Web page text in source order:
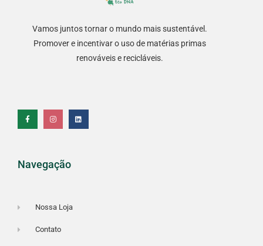
Vamos juntos tornar o mundo mais sustentável.
Promover e incentivar o uso de matérias primas
renováveis e recicláveis.
c
e
b
o
s
t
a
g
n
k
e
d
Navegação
Nossa Loja
Contato